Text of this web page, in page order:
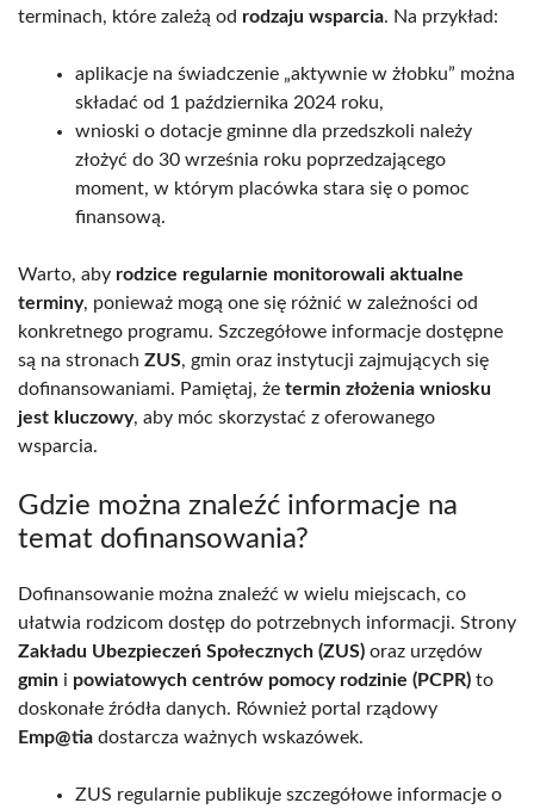
terminach, które zależą od rodzaju wsparcia. Na przykład:
aplikacje na świadczenie „aktywnie w żłobku” można
składać od 1 października 2024 roku,
wnioski o dotacje gminne dla przedszkoli należy
złożyć do 30 września roku poprzedzającego
moment, w którym placówka stara się o pomoc
finansową.
Warto, aby rodzice regularnie monitorowali aktualne
terminy, ponieważ mogą one się różnić w zależności od
konkretnego programu. Szczegółowe informacje dostępne
są na stronach ZUS, gmin oraz instytucji zajmujących się
dofinansowaniami. Pamiętaj, że termin złożenia wniosku
jest kluczowy, aby móc skorzystać z oferowanego
wsparcia.
Gdzie można znaleźć informacje na
temat dofinansowania?
Dofinansowanie można znaleźć w wielu miejscach, co
ułatwia rodzicom dostęp do potrzebnych informacji. Strony
Zakładu Ubezpieczeń Społecznych (ZUS) oraz urzędów
gmin i powiatowych centrów pomocy rodzinie (PCPR) to
doskonałe źródła danych. Również portal rządowy
Emp@tia dostarcza ważnych wskazówek.
ZUS regularnie publikuje szczegółowe informacje o